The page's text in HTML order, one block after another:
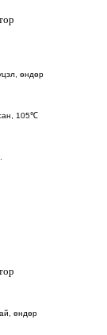
өндөр
105℃
өндөр